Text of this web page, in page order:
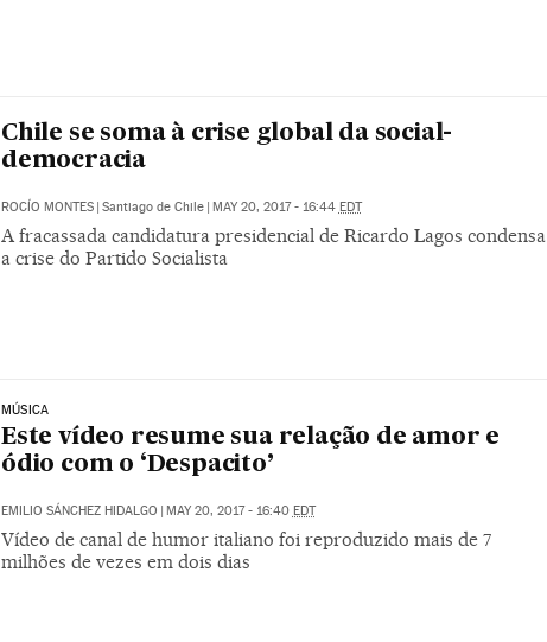
Chile se soma à crise global da social-
democracia
ROCÍO MONTES Santiago de Chile MAY 20, 2017 - 16:44 EDT
A fracassada candidatura presidencial de Ricardo Lagos condensa
a crise do Partido Socialista
MÚSICA
Este vídeo resume sua relação de amor e
ódio com o ‘Despacito’
EMILIO SÁNCHEZ HIDALGO | MAY 20, 2017 - 16:40 EDT
Vídeo de canal de humor italiano foi reproduzido mais de 7
milhões de vezes em dois dias